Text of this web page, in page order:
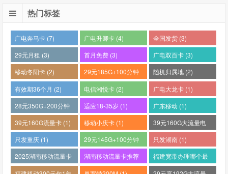
热门标签
广电奔马卡 (7) 广电升卿卡 (4)
全国发货 (3)
29元月租 (3)
首月免费 (3)
广电双百卡 (3)
移动冬阳卡 (2)
29元185G+100分钟
(2)
随机归属地 (2)
有效期36个月 (2)
电信湘悦卡 (2)
广电大龙卡 (1)
28元350G+200分钟
(1)
适应18-35岁 (1)
广东移动 (1)
39元160G流量卡 (1)
移动小庆卡 (1)
39元160G大流量电
话卡 (1)
只发重庆 (1)
29元145G+100分钟
(1)
只发湖南 (1)
2025湖南移动流量卡
哪个好 (1)
湖南移动流量卡推荐
(1)
福建宽带办理哪个最
便宜 (1)